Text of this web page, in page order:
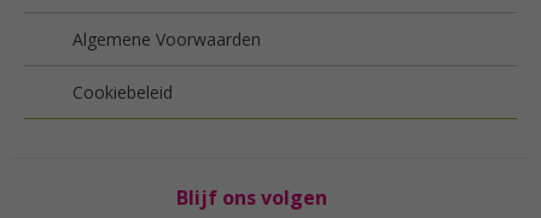
Algemene Voorwaarden
Cookiebeleid
Blijf ons volgen